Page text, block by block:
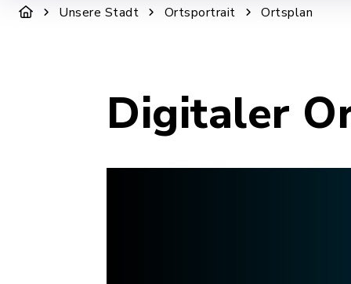
Unsere Stadt Ortsportrait Ortsplan
Digitaler